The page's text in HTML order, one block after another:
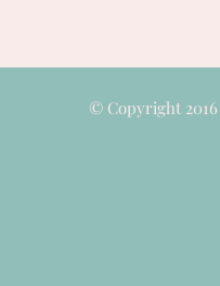
© Copyright